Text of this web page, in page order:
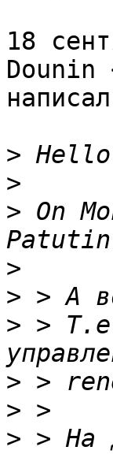
18
Dounin
>
>
> On
>
>
> >
>
>
> > На